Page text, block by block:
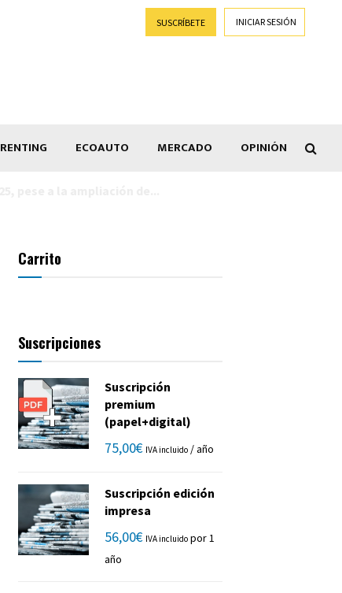
SUSCRÍBETE INICIAR SESIÓN
RENTING ECOAUTO MERCADO OPINIÓN
Carrito
Suscripciones
Suscripción
premium
(papel+digital)
75,00€ IVA incluido / año
Suscripción edición
impresa
56,00€ IVA incluido por 1
año